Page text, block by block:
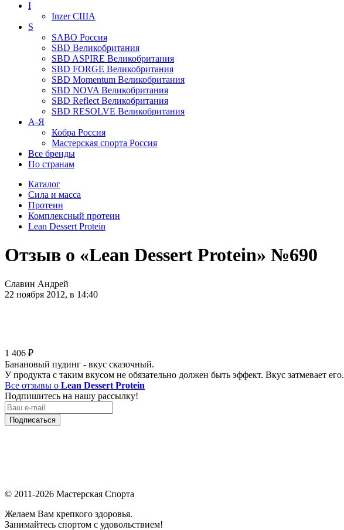
I
InzerСША
S
SABO Россия
SBD Великобритания
SBD ASPIRE Великобритания
SBD FORGE Великобритания
SBD Momentum Великобритания
SBD NOVA Великобритания
SBD Reflect Великобритания
SBD RESOLVE Великобритания
А-Я
Кобра Россия
Мастерская спорта Россия
Все бренды
По странам
Каталог
Сила и масса
Протеин
Комплексный протеин
Lean Dessert Protein
Отзыв о «Lean Dessert Protein» №690
Славин Андрей
22 ноября 2012, в 14:40
1 406 ₽
Банановый пудинг - вкус сказочный.
У продукта с таким вкусом не обязательно должен быть эффект. Вкус затмевает его.
Все отзывы о Lean Dessert Protein
Подпишитесь на нашу рассылку!
Подписаться
© 2011-2026 Мастерская Спорта
Желаем Вам крепкого здоровья.
Занимайтесь спортом с удовольствием!